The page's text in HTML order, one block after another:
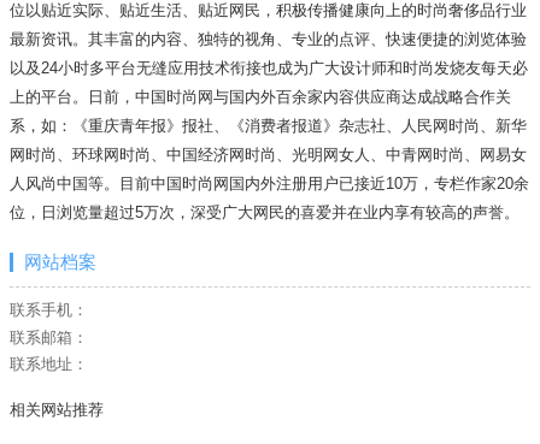
位以贴近实际、贴近生活、贴近网民，积极传播健康向上的时尚奢侈品行业
最新资讯。其丰富的内容、独特的视角、专业的点评、快速便捷的浏览体验
以及24小时多平台无缝应用技术衔接也成为广大设计师和时尚发烧友每天必
上的平台。日前，中国时尚网与国内外百余家内容供应商达成战略合作关
系，如：《重庆青年报》报社、《消费者报道》杂志社、人民网时尚、新华
网时尚、环球网时尚、中国经济网时尚、光明网女人、中青网时尚、网易女
人风尚中国等。目前中国时尚网国内外注册用户已接近10万，专栏作家20余
位，日浏览量超过5万次，深受广大网民的喜爱并在业内享有较高的声誉。
网站档案
联系手机：
联系邮箱：
联系地址：
相关网站推荐